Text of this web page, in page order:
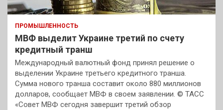
ПРОМЫШЛЕННОСТЬ
МВФ выделит Украине третий по счету
кредитный транш
Международный валютный фонд принял решение о
выделении Украине третьего кредитного транша.
Сумма нового транша составит около 880 миллионов
долларов, сообщает МВФ в своем заявлении. © ТАСС
«Совет МВФ сегодня завершит третий обзор